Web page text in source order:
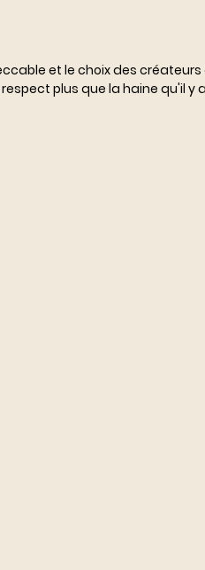
et le choix des
respect plus que la haine qu'il